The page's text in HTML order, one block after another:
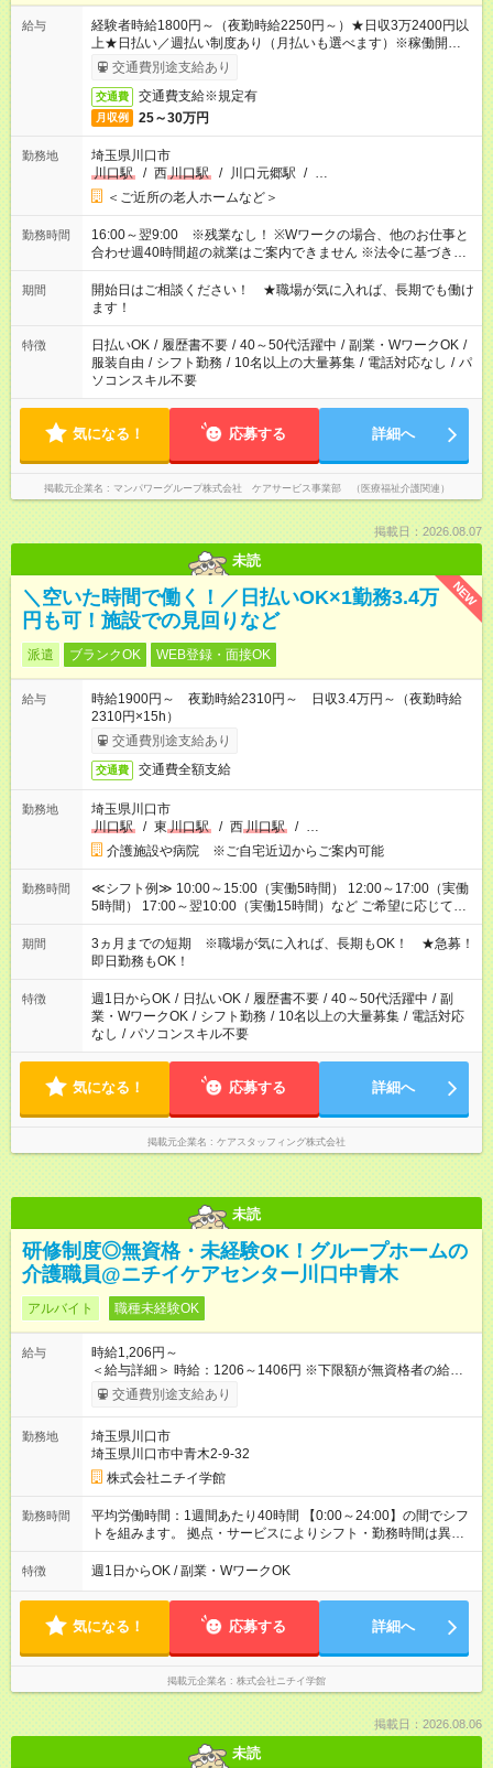
給与
経験者時給1800円～（夜勤時給2250円～）★日収3万2400円以
上★日払い／週払い制度あり（月払いも選べます）※稼働開始時
は手続き完了次第のお支払いとなります。
交通費別途支給あり
交通費 交通費支給※規定有
月収例 25～30万円
勤務地
埼玉県川口市
川口駅
/ 西川口駅 / 川口元郷駅 / …
＜ご近所の老人ホームなど＞
勤務時間
16:00～翌9:00 ※残業なし！ ※Wワークの場合、他のお仕事と
合わせ週40時間超の就業はご案内できません ※法令に基づき、
週20時間以上勤務は社会保険への加入対象となります ※労働者
派遣法（日雇い派遣の原則禁止）により、短時間・短期間の就
業はご案内が難しい場合があります
期間
開始日はご相談ください！ ★職場が気に入れば、長期でも働け
ます！
特徴 日払いOK / 履歴書不要 / 40～50代活躍中 / 副業・WワークOK /
服装自由 / シフト勤務 / 10名以上の大量募集 / 電話対応なし / パ
ソコンスキル不要
気になる！ 応募する 詳細へ
掲載元企業名 マンパワーグループ株式会社 ケアサービス事業部 （医療福祉介護関連）
掲載日：2026.08.07
未読
NEW
＼空いた時間で働く！／日払いOK×1勤務3.4万
円も可！施設での見回りなど
派遣 ブランクOK WEB登録・面接OK
給与
時給1900円～ 夜勤時給2310円～ 日収3.4万円～（夜勤時給
2310円×15h）
交通費別途支給あり
交通費 交通費全額支給
勤務地
埼玉県川口市
川口駅
/ 東 川口駅 / 西川口駅 / …
介護施設や病院 ※ご自宅近辺からご案内可能
勤務時間
≪シフト例≫ 10:00～15:00（実働5時間） 12:00～17:00（実働
5時間） 17:00～翌10:00（実働15時間）など ご希望に応じて、
働く時間は調整できます！ お気軽に担当へ相談ください！
期間
3ヵ月までの短期 ※職場が気に入れば、長期もOK！ ★急募！
即日勤務もOK！
特徴 週1日からOK / 日払いOK / 履歴書不要 / 40～50代活躍中 / 副
業・WワークOK / シフト勤務 / 10名以上の大量募集 / 電話対応
なし / パソコンスキル不要
気になる！ 応募する 詳細へ
掲載元企業名 ケアスタッフィング株式会社
未読
研修制度◎無資格・未経験OK！グループホームの
介護職員@ニチイケアセンター川口中青木
アルバイト 職種未経験OK
給与
時給1,206円～
＜給与詳細＞ 時給：1206～1406円 ※下限額が無資格者の給与
です。 【試用期間】試用期間あり 試用期間の長さ：3ヶ月 雇用
形態、給与は本採用時と同じです。
交通費別途支給あり
勤務地
埼玉県川口市
埼玉県川口市中青木2-9-32
株式会社ニチイ学館
勤務時間
平均労働時間：1週間あたり40時間 【0:00～24:00】の間でシフ
トを組みます。 拠点・サービスによりシフト・勤務時間は異な
ります。 ＜シフト例＞ 早番：7:30～16:30 日勤：9:00～18:00
遅番：10:30～19:30 夜勤：16:30～翌9:30 ※上記は一例です。
たり40時間 【0:00～24:00】の間でシフトを組みます。 拠点・
サービスによりシフト・勤務時間は異なります。 ＜シフト例＞
早番：7:30～16:30 日勤：9:00～18:00 遅番：10:30～19:30 夜
勤：16:30～翌9:30 ※上記は一例です。 ※勤務日数や時間帯はご
相談ください。
特徴 週1日からOK / 副業・WワークOK
気になる！ 応募する 詳細へ
掲載元企業名 株式会社ニチイ学館
掲載日：2026.08.06
未読